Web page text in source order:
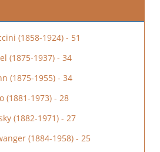
(1858-1924) - 51
(1875-1937) - 34
(1875-1955) - 34
(1881-1973) - 28
(1882-1971) - 27
(1884-1958) - 25